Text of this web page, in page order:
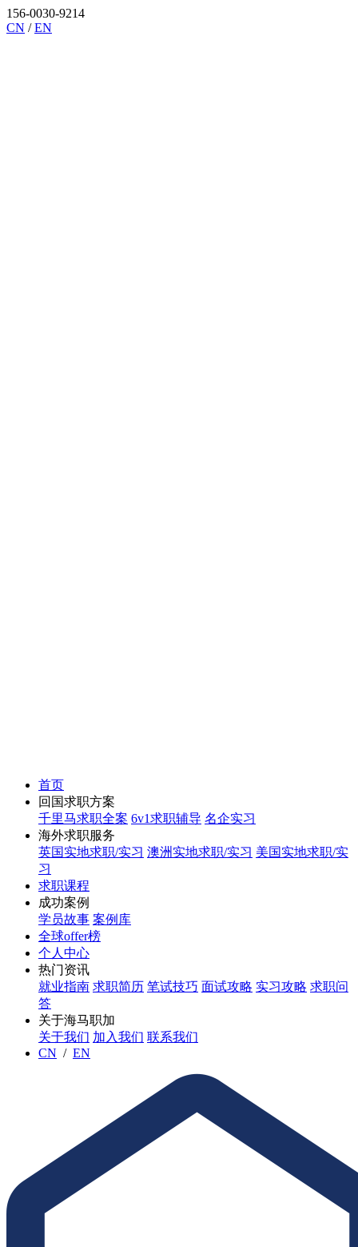
156-0030-9214
CN /EN
首页
回国求职方案
千里马求职全案 6v1求职辅导 名企实习
海外求职服务
英国实地求职/实习 澳洲实地求职/实习 美国实地求职/实
习
求职课程
成功案例
学员故事 案例库
全球offer榜
个人中心
热门资讯
就业指南 求职简历 笔试技巧 面试攻略 实习攻略 求职问
答
关于海马职加
关于我们 加入我们 联系我们
CN / EN